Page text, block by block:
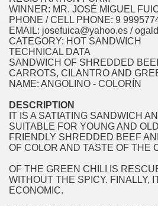
WINNER: MR. JOSÉ MIGUEL
PHONE / CELL PHONE: 9
EMAIL: josefuica@yahoo.es /
CATEGORY: HOT SANDWICH
TECHNICAL DATA
SANDWICH OF SHREDDED
CARROTS, CILANTRO AND
NAME: ANGOLINO - COLORÍN
DESCRIPTION
IT IS A SATIATING SANDWICH
SUITABLE FOR YOUNG AND
FRIENDLY SHREDDED BEEF
OF COLOR AND TASTE OF THE
OF THE GREEN CHILI IS
WITHOUT THE SPICY. FINALLY,
ECONOMIC.